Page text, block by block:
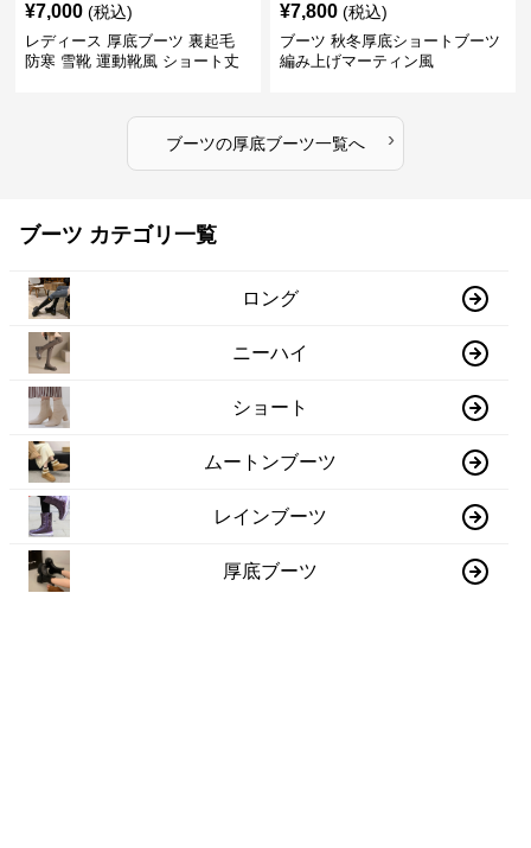
¥7,000 (税込)
レディース 厚底ブーツ 裏起毛
防寒 雪靴 運動靴風 ショート丈
¥7,800 (税込)
ブーツ 秋冬厚底ショートブーツ
編み上げマーティン風
ブーツの厚底ブーツ一覧へ ›
ブーツ カテゴリ一覧
ロング
ニーハイ
ショート
ムートンブーツ
レインブーツ
厚底ブーツ